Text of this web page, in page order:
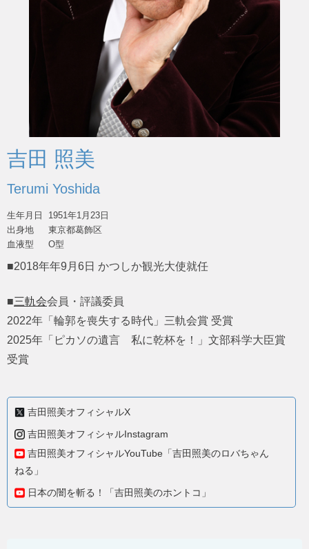
吉田 照美
Terumi Yoshida
生年月日
1951年1月23日
出身地
東京都葛飾区
血液型
O型
■2018年年9月6日 かつしか観光大使就任
■三軌会会員・評議委員
2022年「輪郭を喪失する時代」三軌会賞 受賞
2025年「ピカソの遺言 私に乾杯を！」文部科学大臣賞
受賞
吉田照美オフィシャルX
吉田照美オフィシャルInstagram
吉田照美オフィシャルYouTube「吉田照美のロバちゃん
ねる」
日本の闇を斬る！「吉田照美のホントコ」